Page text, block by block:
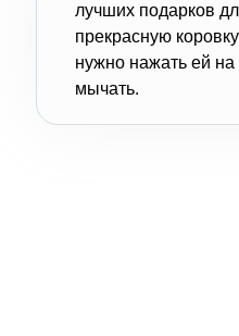
лучших подарков
прекрасную
нужно нажать ей на
мычать.